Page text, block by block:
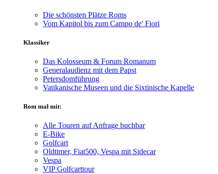
Die schönsten Plätze Roms
Vom Kapitol bis zum Campo de' Fiori
Klassiker
Das Kolosseum & Forum Romanum
Generalaudienz mit dem Papst
Petersdomführung
Vatikanische Museen und die Sixtinische Kapelle
Rom mal mit:
Alle Touren auf Anfrage buchbar
E-Bike
Golfcart
Oldtimer, Fiat500, Vespa mit Sidecar
Vespa
VIP Golfcarttour